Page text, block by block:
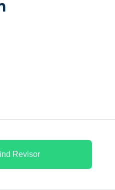
Revisor